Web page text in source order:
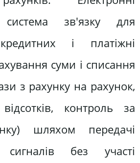
зв'язку для
і платіжні
суми і списання
з рахунку на рахунок,
контроль за
шляхом передачі
сигналів без участі